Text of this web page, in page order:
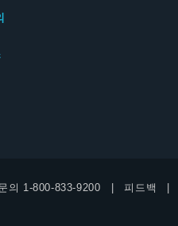
의 1-800-833-9200 피드백